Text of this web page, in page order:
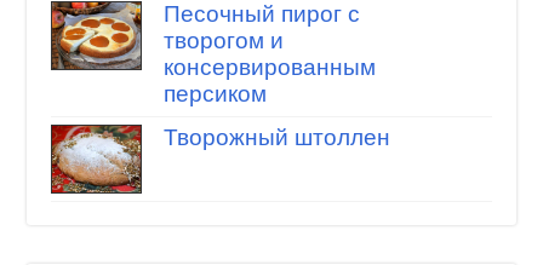
Песочный пирог с
творогом и
консервированным
персиком
Творожный штоллен